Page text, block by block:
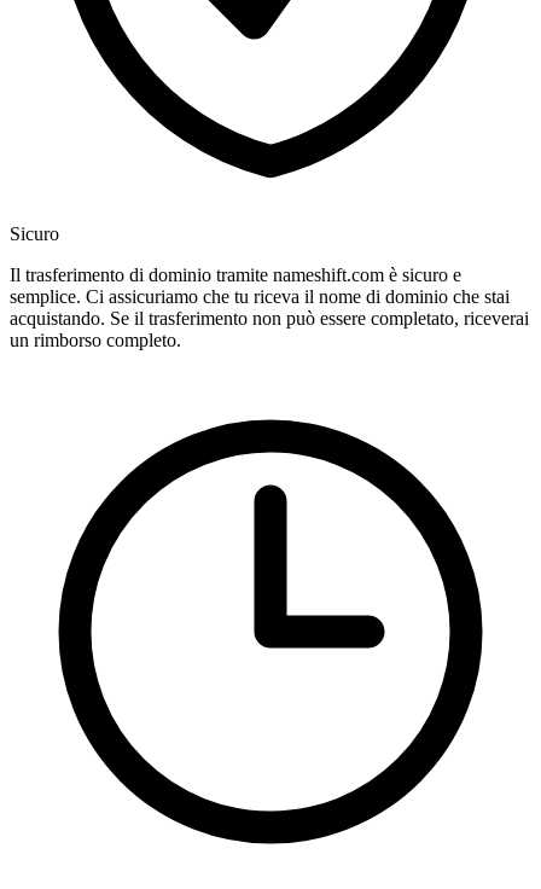
Sicuro
Il trasferimento di dominio tramite nameshift.com è sicuro e
semplice. Ci assicuriamo che tu riceva il nome di dominio che stai
acquistando. Se il trasferimento non può essere completato, riceverai
un rimborso completo.